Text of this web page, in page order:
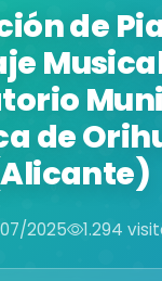
de
de
2025 1.294